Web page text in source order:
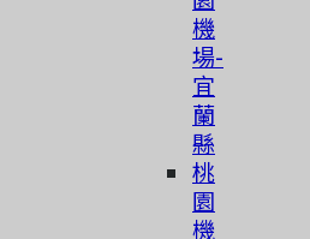
機
場-
宜
蘭
縣
桃
園
機